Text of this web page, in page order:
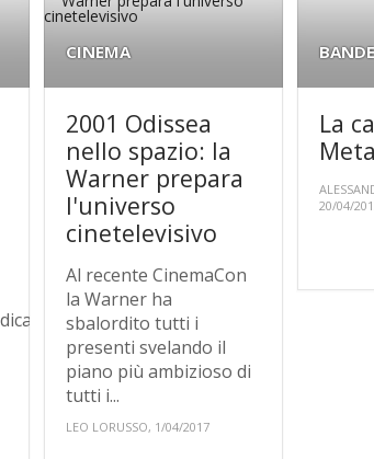
CINEMA
2001 Odissea
nello spazio: la
Warner prepara
l'universo
cinetelevisivo
Al recente CinemaCon
la Warner ha
sbalordito tutti i
presenti svelando il
piano più ambizioso di
tutti i...
LEO LORUSSO, 1/04/2017
La
20/04/